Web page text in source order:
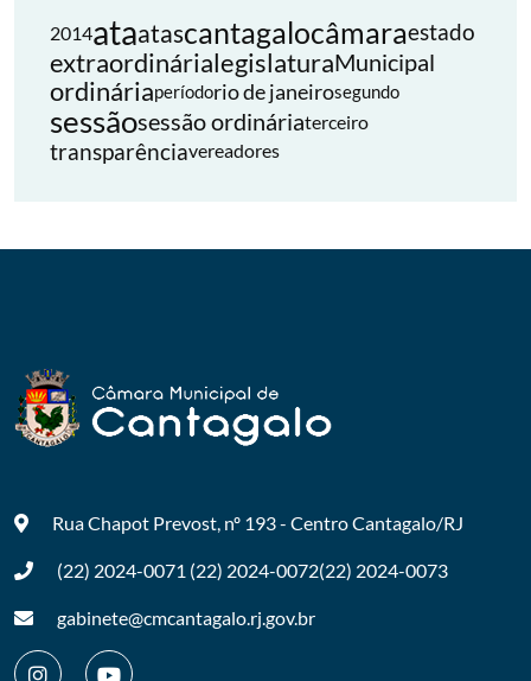
2014ataatascantagalocâmaraestado
extraordinárialegislaturaMunicipal
ordináriaperíodorio de janeirosegundo
sessãosessão ordináriaterceiro
transparênciavereadores
Rua Chapot Prevost, nº 193 - CentroCantagalo/RJ
(22) 2024-0071 (22) 2024-0072(22) 2024-0073
gabinete@cmcantagalo.rj.gov.br